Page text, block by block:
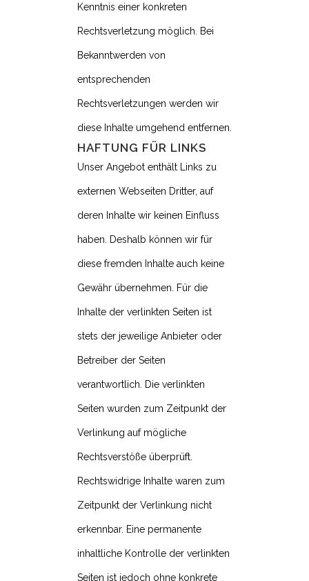
Kenntnis einer konkreten
Rechtsverletzung möglich. Bei
Bekanntwerden von
entsprechenden
Rechtsverletzungen werden wir
diese Inhalte umgehend entfernen.
HAFTUNG FÜR LINKS
Unser Angebot enthält Links zu
externen Webseiten Dritter, auf
deren Inhalte wir keinen Einfluss
haben. Deshalb können wir für
diese fremden Inhalte auch keine
Gewähr übernehmen. Für die
Inhalte der verlinkten Seiten ist
stets der jeweilige Anbieter oder
Betreiber der Seiten
verantwortlich. Die verlinkten
Seiten wurden zum Zeitpunkt der
Verlinkung auf mögliche
Rechtsverstöße überprüft.
Rechtswidrige Inhalte waren zum
Zeitpunkt der Verlinkung nicht
erkennbar. Eine permanente
inhaltliche Kontrolle der verlinkten
Seiten ist jedoch ohne konkrete